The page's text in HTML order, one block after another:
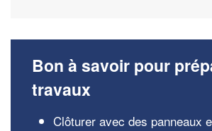
Bon à savoir pour
travaux
Clôturer avec des panneaux